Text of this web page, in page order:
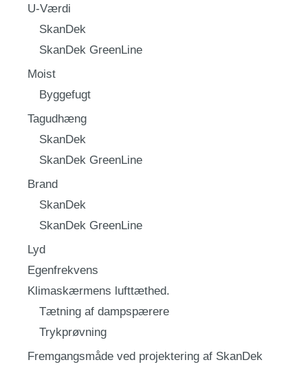
U-Værdi
SkanDek
SkanDek GreenLine
Moist
Byggefugt
Tagudhæng
SkanDek
SkanDek GreenLine
Brand
SkanDek
SkanDek GreenLine
Lyd
Egenfrekvens
Klimaskærmens lufttæthed.
Tætning af dampspærere
Trykprøvning
Fremgangsmåde ved projektering af SkanDek